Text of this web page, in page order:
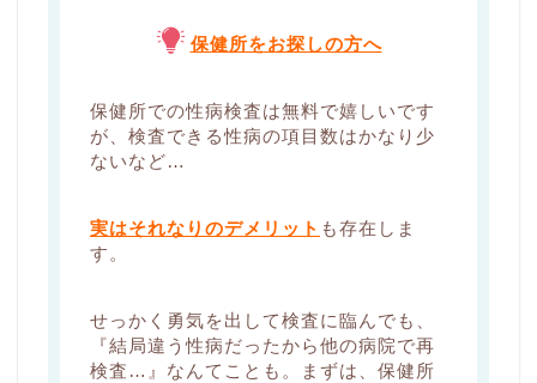
保健所をお探しの方へ
保健所での性病検査は無料で嬉しいです
が、検査できる性病の項目数はかなり少
ないなど…
実はそれなりのデメリット も存在しま
す。
せっかく勇気を出して検査に臨んでも、
『結局違う性病だったから他の病院で再
検査…』なんてことも。まずは、保健所